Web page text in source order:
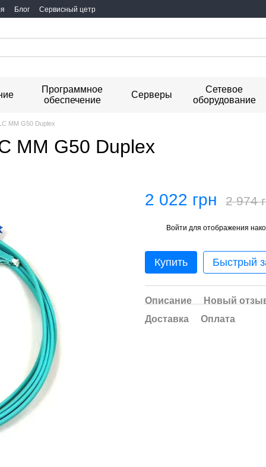
Блог Сервисный цетр
Программное
обеспечение
Серверы
Сетевое
оборудование
MM G50 Duplex
MM G50 Duplex
2 022 грн 2 974
Войти для отображения
Купить Быстрый
Описание
Новый
Доставка
Оплата